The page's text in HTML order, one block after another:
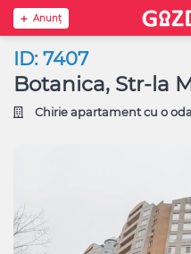
Anunţ
ID: 7407
Botanica, Str-la
Chirie apartament cu o